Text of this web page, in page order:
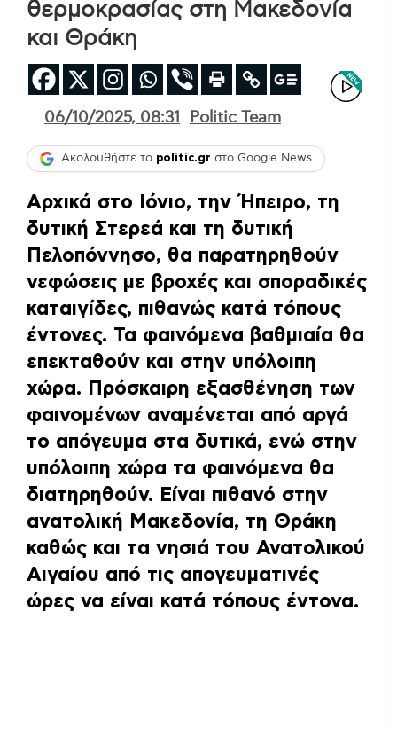
θερμοκρασίας στη Μακεδονία
και Θράκη
06/10/2025, 08:31 Politic Team
Ακολουθήστε το politic.gr στο Google News
Αρχικά στο Ιόνιο, την Ήπειρο, τη
δυτική Στερεά και τη δυτική
Πελοπόννησο, θα παρατηρηθούν
νεφώσεις με βροχές και σποραδικές
καταιγίδες, πιθανώς κατά τόπους
έντονες. Τα φαινόμενα βαθμιαία θα
επεκταθούν και στην υπόλοιπη
χώρα. Πρόσκαιρη εξασθένηση των
φαινομένων αναμένεται από αργά
το απόγευμα στα δυτικά, ενώ στην
υπόλοιπη χώρα τα φαινόμενα θα
διατηρηθούν. Είναι πιθανό στην
ανατολική Μακεδονία, τη Θράκη
καθώς και τα νησιά του Ανατολικού
Αιγαίου από τις απογευματινές
ώρες να είναι κατά τόπους έντονα.